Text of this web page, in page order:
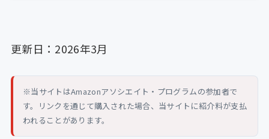
更新日：2026年3月
※当サイトはAmazonアソシエイト・プログラムの参加者で
す。リンクを通じて購入された場合、当サイトに紹介料が支払
われることがあります。